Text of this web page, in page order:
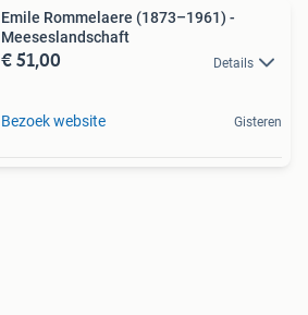
Emile Rommelaere (1873–1961) -
Meeseslandschaft
€ 51,00 Details
Bezoek website Gisteren